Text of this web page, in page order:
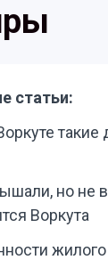
статьи:
но не
Воркута